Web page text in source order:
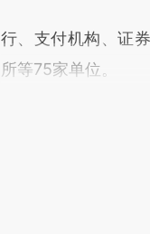
行、支付机构、证
所等75家单位。